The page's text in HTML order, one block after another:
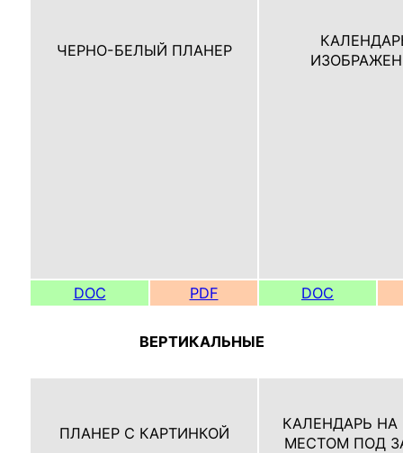
ЧЕРНО-БЕЛЫЙ ПЛАНЕР
DOC PDF DOC
ВЕРТИКАЛЬНЫЕ
ПЛАНЕР С КАРТИНКОЙ
КАЛЕНДАРЬ
МЕСТОМ ПОД